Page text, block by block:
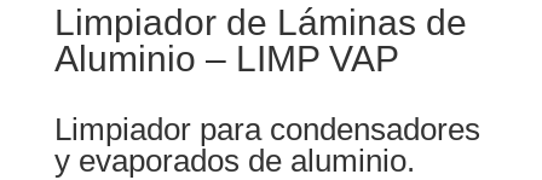
Limpiador de Láminas de
Aluminio – LIMP VAP
Limpiador para condensadores
y evaporados de aluminio.